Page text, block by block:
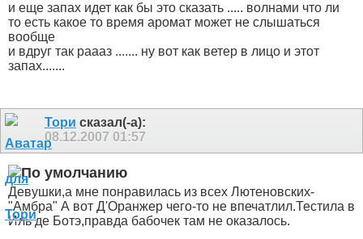
и еще запах идет как бы это сказать ..... волнами что ли
то есть какое то время аромат может не слышаться
вообще
и вдруг так раааз ....... ну вот как ветер в лицо и этот
запах.......
Тори сказал(-а):
08.12.2007 01:57
Девушки,а мне понравилась из всех Лютеновских-
"Амбра" А вот Д'Оранжер чего-то не впечатлил.Тестила в
Иль де Ботэ,правда бабочек там не оказалось.